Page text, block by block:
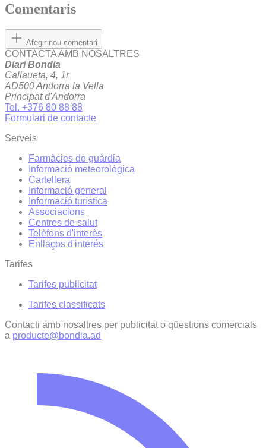
Comentaris
Afegir nou comentari
CONTACTA AMB NOSALTRES
Diari Bondia
Callaueta, 4, 1r
AD500 Andorra la Vella
Principat d'Andorra
Tel. +376 80 88 88
Formulari de contacte
Serveis
Farmàcies de guàrdia
Informació meteorològica
Cartellera
Informació general
Informació turística
Associacions
Centres de salut
Telèfons d'interès
Enllaços d'interés
Tarifes
Tarifes publicitat
Tarifes classificats
Contacti amb nosaltres per publicitat o qüestions comercials
a producte@bondia.ad